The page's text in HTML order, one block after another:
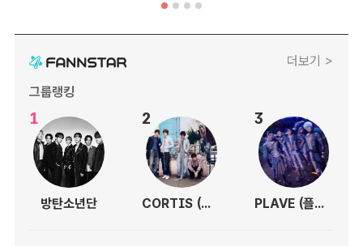
더보기 >
그룹랭킹
1
방탄소년단
2
CORTIS (코르티스)
3
PLAVE (플레이브)